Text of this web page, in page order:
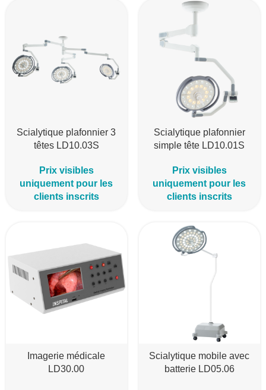
Scialytique plafonnier 3
têtes LD10.03S
Prix visibles
uniquement pour les
clients inscrits
Scialytique plafonnier
simple tête LD10.01S
Prix visibles
uniquement pour les
clients inscrits
Imagerie médicale
LD30.00
Scialytique mobile avec
batterie LD05.06